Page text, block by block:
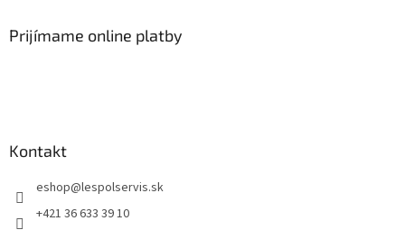
Prijímame online platby
Kontakt
eshop@lespolservis.sk
+421 36 633 39 10